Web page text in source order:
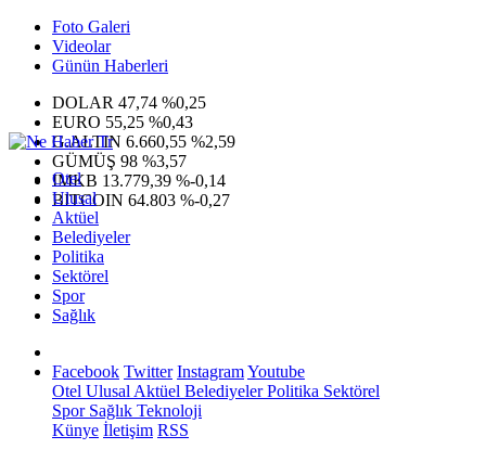
Foto Galeri
Videolar
Günün Haberleri
DOLAR 47,74 %0,25
EURO 55,25 %0,43
G.ALTIN 6.660,55 %2,59
GÜMÜŞ 98 %3,57
IMKB 13.779,39 %-0,14
BITCOIN 64.803 %-0,27
Otel
Ulusal
Aktüel
Belediyeler
Politika
Sektörel
Spor
Sağlık
Facebook Twitter InstagramYoutube
Otel Ulusal Aktüel BelediyelerPolitika Sektörel
SporSağlık Teknoloji
Künye İletişim RSS